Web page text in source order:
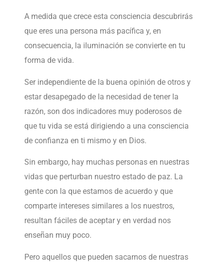
A medida que crece esta consciencia descubrirás
que eres una persona más pacífica y, en
consecuencia, la iluminación se convierte en tu
forma de vida.
Ser independiente de la buena opinión de otros y
estar desapegado de la necesidad de tener la
razón, son dos indicadores muy poderosos de
que tu vida se está dirigiendo a una consciencia
de confianza en ti mismo y en Dios.
Sin embargo, hay muchas personas en nuestras
vidas que perturban nuestro estado de paz. La
gente con la que estamos de acuerdo y que
comparte intereses similares a los nuestros,
resultan fáciles de aceptar y en verdad nos
enseñan muy poco.
Pero aquellos que pueden sacarnos de nuestras